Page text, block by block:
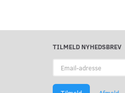
TILMELD NYHEDSBREV
adresse